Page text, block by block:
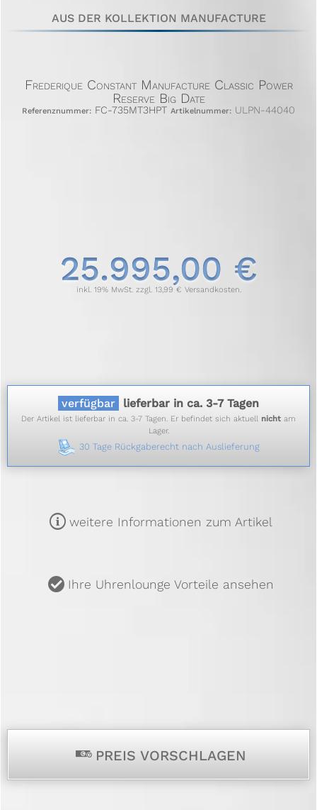
AUS DER KOLLEKTION MANUFACTURE
Frederique Constant Manufacture Classic Power
Reserve Big Date
Referenznummer: FC-735MT3HPT Artikelnummer: ULPN-44040
25.995,00 €
inkl. 19% MwSt. zzgl. 13,99 € Versandkosten.
verfügbar lieferbar in ca. 3-7 Tagen
Der Artikel ist lieferbar in ca. 3-7 Tagen. Er befindet sich aktuell nicht am
Lager.
30 Tage Rückgaberecht nach Auslieferung
m weitere Informationen zum Artikel
u Ihre Uhrenlounge Vorteile ansehen
p PREIS VORSCHLAGEN